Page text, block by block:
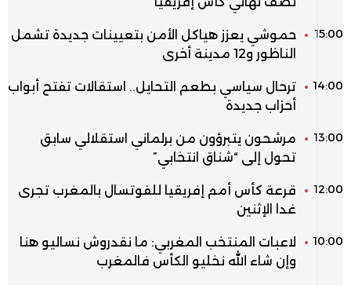
15:00
حموشي يعزز هياكل الأمن بتعيينات جديدة تشمل
الناظور و12 مدينة أخرى
14:00
ترحال سياسي بطعم التحايل.. استقالات تفتح أبواب
أحزاب جديدة
13:00
مرشحون يتبرؤون من برلماني استقلالي سابق
تحول إلى “شناق انتخابي”
12:00
قرعة كأس أمم إفريقيا للفوتسال بالمغرب تجرى
غدا الإثنين
10:00
لاعبات المنتخب المغربي: ما نقدروش نساليو هنا
وإن شاء الله نخليو الكأس فالمغرب